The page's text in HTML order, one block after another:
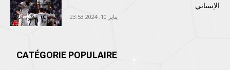
الإسباني
يناير 10, 2024 23:53
CATÉGORIE POPULAIRE